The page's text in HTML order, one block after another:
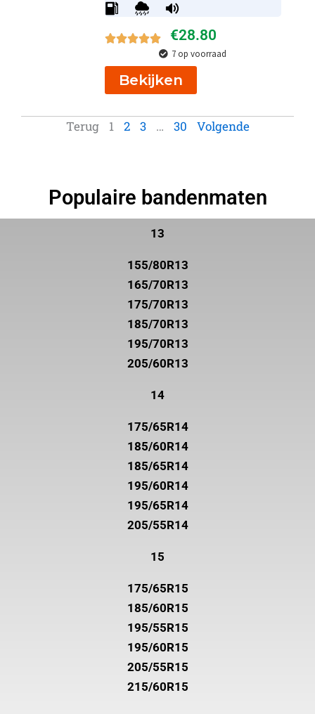
€28.80
7 op voorraad
Bekijken
Terug 1 2 3 … 30 Volgende
Populaire bandenmaten
13
155/80R13
165/70R13
175/70R13
185/70R13
195/70R13
205/60R13
14
175/65R14
185/60R14
185/65R14
195/60R14
195/65R14
205/55R14
15
175/65R15
185/60R15
195/55R15
195/60R15
205/55R15
215/60R15